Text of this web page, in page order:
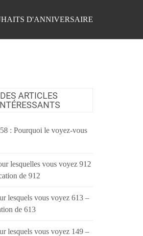
D'ANNIVERSAIRE
DES ARTICLES
: Pourquoi le voyez-vous
lesquelles vous voyez 912
de 912
lesquels vous voyez 613 –
de 613
lesquels vous voyez 149 –